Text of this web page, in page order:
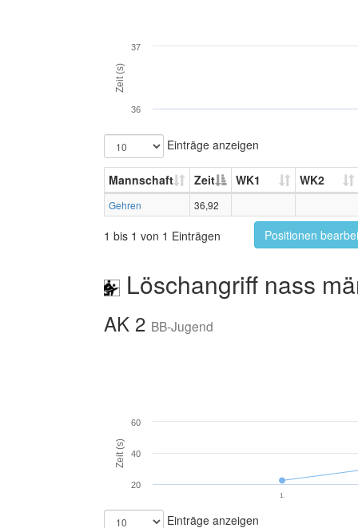
Zeit (s)
36
37
Einträge anzeigen
Mannschaft Zeit WK1 WK2
Gehren 36,92
1 bis 1 von 1 Einträgen Positionen
Löschangriff nass
AK 2 BB-Jugend
Zeit (s)
1.
20
40
60
Einträge anzeigen